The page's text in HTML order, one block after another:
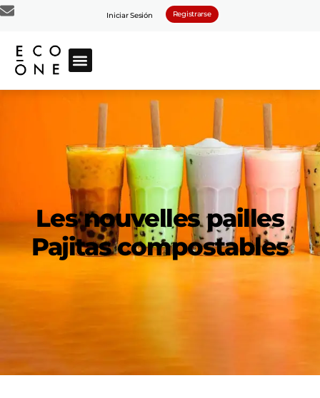
Iniciar Sesión Registrarse
Les nouvelles pailles
Pajitas compostables